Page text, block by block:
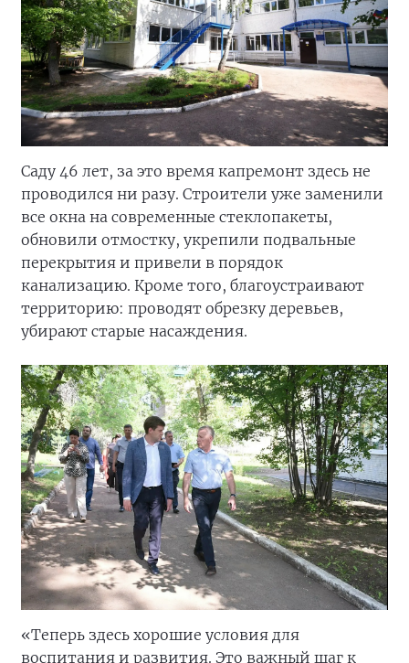
Саду 46 лет, за это время капремонт здесь не
проводился ни разу. Строители уже заменили
все окна на современные стеклопакеты,
обновили отмостку, укрепили подвальные
перекрытия и привели в порядок
канализацию. Кроме того, благоустраивают
территорию: проводят обрезку деревьев,
убирают старые насаждения.
«Теперь здесь хорошие условия для
воспитания и развития. Это важный шаг к